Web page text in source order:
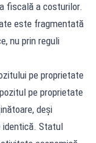
fiscală a costurilor.
este fragmentată
nu prin reguli
pe proprietate
pe proprietate
deși
identică. Statul